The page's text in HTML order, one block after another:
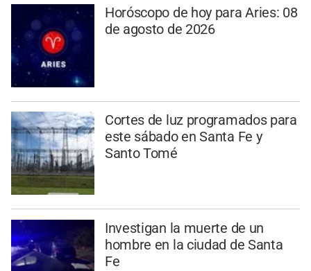
Horóscopo de hoy para Aries: 08
de agosto de 2026
Cortes de luz programados para
este sábado en Santa Fe y
Santo Tomé
Investigan la muerte de un
hombre en la ciudad de Santa
Fe